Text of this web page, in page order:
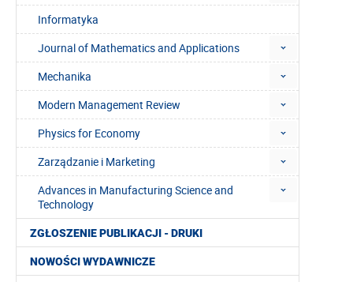
Informatyka
Journal of Mathematics and Applications
Mechanika
Modern Management Review
Physics for Economy
Zarządzanie i Marketing
Advances in Manufacturing Science and
Technology
ZGŁOSZENIE PUBLIKACJI - DRUKI
NOWOŚCI WYDAWNICZE